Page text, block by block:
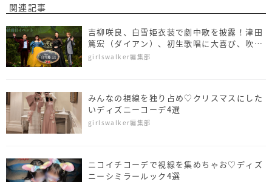
関連記事
吉柳咲良、白雪姫衣装で劇中歌を披露！津田
篤宏（ダイアン）、初生歌唱に大喜び、吹替
キャスト3人を新たに発表
girlswalker編集部
みんなの視線を独り占め♡クリスマスにした
いディズニーコーデ4選
girlswalker編集部
ニコイチコーデで視線を集めちゃお♡ディズ
ニーシミラールック4選